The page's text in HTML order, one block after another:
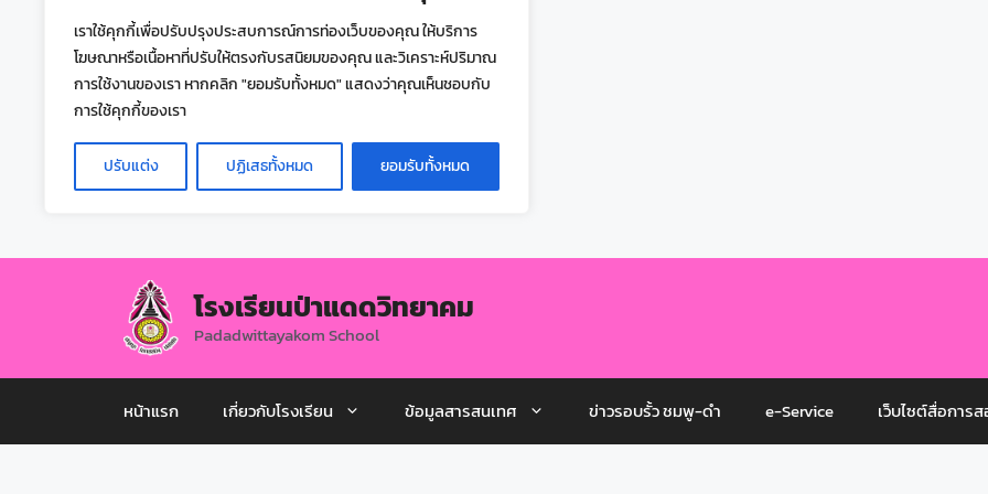
เราใช้คุกกี้เพื่อปรับปรุงประสบการณ์การท่องเว็บของคุณ ให้บริการ
โฆษณาหรือเนื้อหาที่ปรับให้ตรงกับรสนิยมของคุณ และวิเคราะห์ปริมาณ
การใช้งานของเรา หากคลิก "ยอมรับทั้งหมด" แสดงว่าคุณเห็นชอบกับ
การใช้คุกกี้ของเรา
ปรับแต่ง ปฏิเสธทั้งหมด ยอมรับทั้งหมด
โรงเรียนป่าแดดวิทยาคม
Padadwittayakom School
หน้าแรก เกี่ยวกับโรงเรียน ข้อมูลสารสนเทศ ข่าวรอบรั้ว ชมพู-ดำ e-Service เว็บไซต์สื่อการ